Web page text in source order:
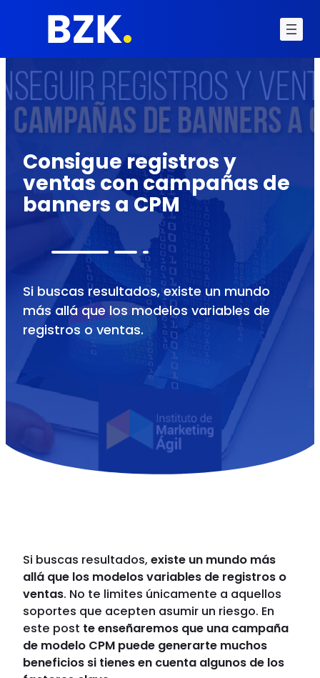
Consigue registros y
ventas con campañas de
banners a CPM
Si buscas resultados, existe un mundo
más allá que los modelos variables de
registros o ventas.
Si buscas resultados, existe un mundo más
allá que los modelos variables de registros o
ventas. No te limites únicamente a aquellos
soportes que acepten asumir un riesgo. En
este post te enseñaremos que una campaña
de modelo CPM puede generarte muchos
beneficios si tienes en cuenta algunos de los